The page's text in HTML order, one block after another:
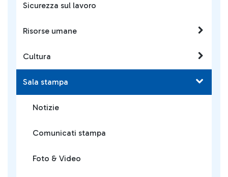
Sicurezza sul lavoro
Risorse umane
Cultura
Sala stampa
Notizie
Comunicati stampa
Foto & Video